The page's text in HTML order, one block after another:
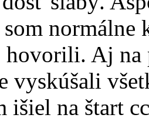
hovorili. Aj na
vyskúšali
išiel na štart